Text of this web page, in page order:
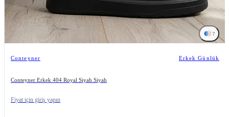
7
Conteyner Erkek Günlük
Conteyner Erkek 404 Royal Siyah Siyah
Fiyat için giriş yapın